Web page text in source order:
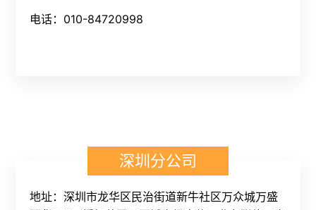
电话：010-84720998
深圳分公司
地址：深圳市龙华区民治街道新牛社区万众城万盛